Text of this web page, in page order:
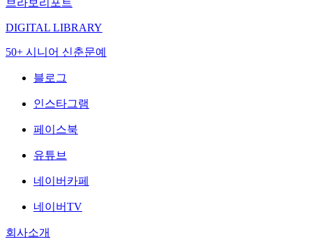
브라보리포트
DIGITAL LIBRARY
50+ 시니어 신춘문예
블로그
인스타그램
페이스북
유튜브
네이버카페
네이버TV
회사소개